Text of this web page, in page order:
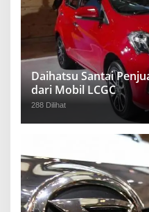
Daihatsu Santai
dari Mobil LCGC
288 Dilihat